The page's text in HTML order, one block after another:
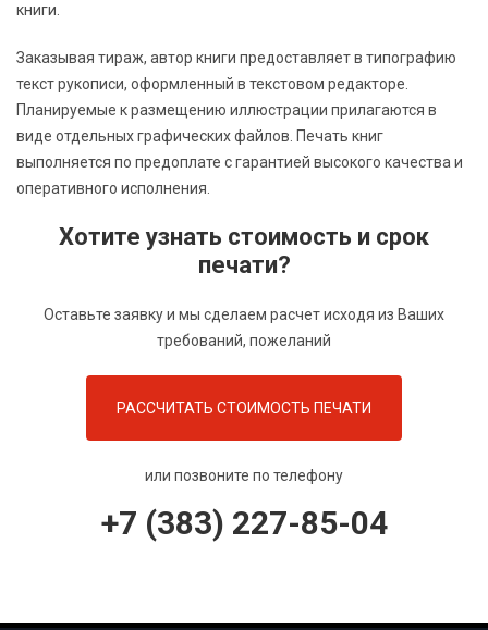
книги.
Заказывая тираж, автор книги предоставляет в типографию
текст рукописи, оформленный в текстовом редакторе.
Планируемые к размещению иллюстрации прилагаются в
виде отдельных графических файлов. Печать книг
выполняется по предоплате с гарантией высокого качества и
оперативного исполнения.
Хотите узнать стоимость и срок
печати?
Оставьте заявку и мы сделаем расчет исходя из Ваших
требований, пожеланий
РАССЧИТАТЬ СТОИМОСТЬ ПЕЧАТИ
или позвоните по телефону
+7 (383) 227-85-04